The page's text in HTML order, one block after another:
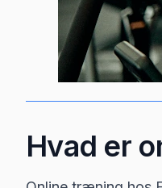
Hvad er